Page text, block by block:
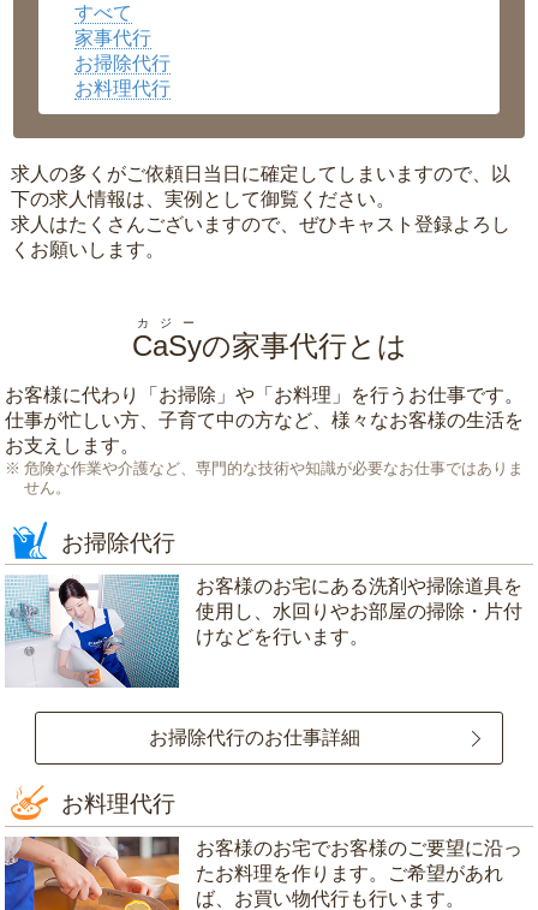
沖縄県
すべて
家事代行
お掃除代行
お料理代行
求人の多くがご依頼日当日に確定してしまいますので、以
下の求人情報は、実例として御覧ください。
求人はたくさんございますので、ぜひキャスト登録よろし
くお願いします。
CaSy
カジー
の家事代行とは
お客様に代わり「 お掃除 」や「 お料理 」を行うお仕事です。
仕事が忙しい方、子育て中の方など、様々なお客様の生活を
お支えします。
危険な作業や介護など、専門的な技術や知識が必要なお仕事ではありま
せん。
お掃除代行
お客様のお宅にある洗剤や掃除道具を
使用し、水回りやお部屋の掃除・片付
けなどを行います。
お掃除代行のお仕事詳細
お料理代行
お客様のお宅でお客様のご要望に沿っ
たお料理を作ります。ご希望があれ
ば、お買い物代行も行います。